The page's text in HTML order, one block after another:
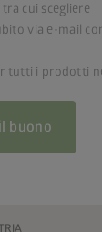
cui scegliere
via e-mail
tutti i prodotti
buono